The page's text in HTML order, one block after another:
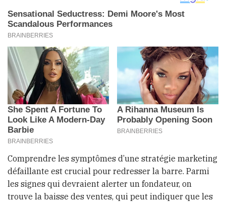
Comprendre les symptômes d’une stratégie marketing
défaillante est crucial pour redresser la barre. Parmi
les signes qui devraient alerter un fondateur, on
trouve la baisse des ventes, qui peut indiquer que les